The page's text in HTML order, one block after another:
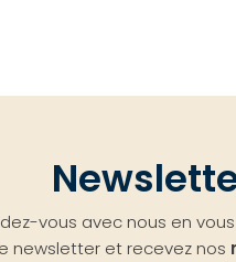
vous avec nous en
newsletter et recevez nos